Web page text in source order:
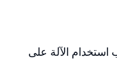
استخدام الآلة على